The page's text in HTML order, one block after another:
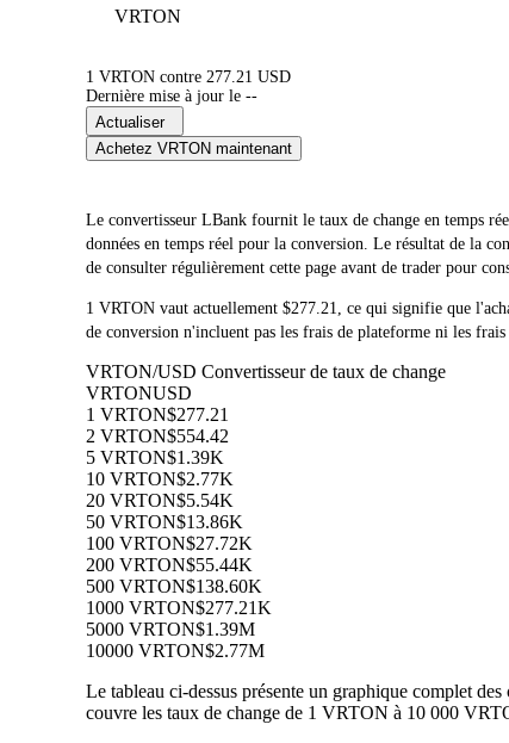
VRTON
1 VRTON contre 277.21 USD
Dernière mise à jour le --
Actualiser
Achetez VRTON maintenant
Le convertisseur LBank fournit le taux de change en temps
données en temps réel pour la conversion. Le résultat de la
de consulter régulièrement cette page avant de trader pour
1 VRTON vaut actuellement $277.21, ce qui signifie que
de conversion n'incluent pas les frais de plateforme ni les frais
VRTON/USD Convertisseur de taux de change
VRTONUSD
1 VRTON$277.21
2 VRTON$554.42
5 VRTON$1.39K
10 VRTON$2.77K
20 VRTON$5.54K
50 VRTON$13.86K
100 VRTON$27.72K
200 VRTON$55.44K
500 VRTON$138.60K
1000 VRTON$277.21K
5000 VRTON$1.39M
10000 VRTON$2.77M
Le tableau ci-dessus présente un graphique complet
couvre les taux de change de 1 VRTON à 10 000